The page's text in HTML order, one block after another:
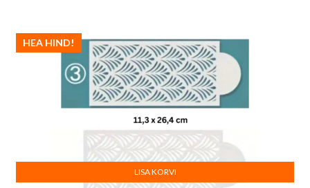
HEA HIND!
LISA KORVI